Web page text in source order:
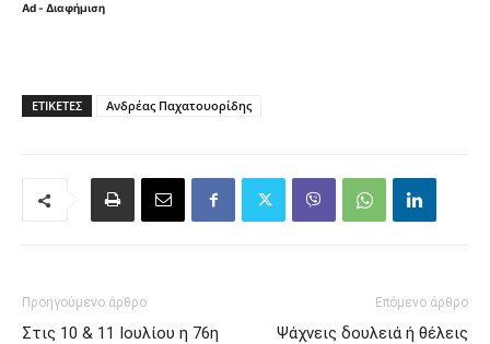
Ad - Διαφήμιση
ΕΤΙΚΈΤΕΣ Ανδρέας Παχατουορίδης
Προηγούμενο άρθρο
Στις 10 & 11 Ιουλίου η 76η
Επόμενο άρθρο
Ψάχνεις δουλειά ή θέλεις